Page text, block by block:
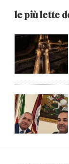
le più lette